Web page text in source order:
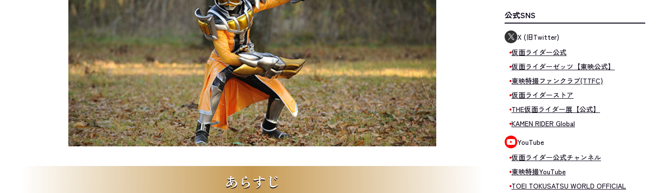
あらすじ
公式SNS
X (旧Twitter)
仮面ライダー公式
仮面ライダーゼッツ【東映公式】
東映特撮ファンクラブ(TTFC)
仮面ライダーストア
THE仮面ライダー展【公式】
KAMEN RIDER Global
YouTube
仮面ライダー公式チャンネル
東映特撮YouTube
TOEI TOKUSATSU WORLD OFFICIAL